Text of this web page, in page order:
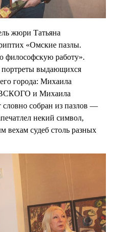
жюри Татьяна
«Омские пазлы.
философскую работу».
портреты выдающихся
города: Михаила
и Михаила
собран из пазлов —
некий символ,
судеб столь разных